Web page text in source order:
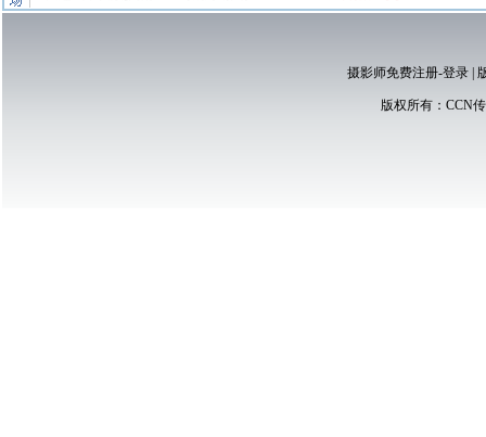
摄影师免费注册-登录|
版权所有： CCN